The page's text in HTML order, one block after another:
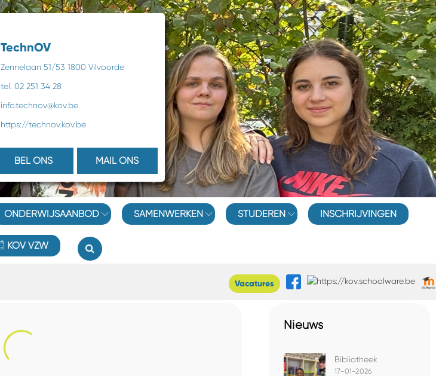
TechnOV
Zennelaan 51/53 1800 Vilvoorde
tel. 02 251 34 28
info.technov@kov.be
https://technov.kov.be
BEL ONS MAIL ONS
ONDERWIJSAANBOD SAMENWERKEN STUDEREN INSCHRIJVINGEN
KOV VZW
Vacatures
Nieuws
Bibliotheek
17-01-2026